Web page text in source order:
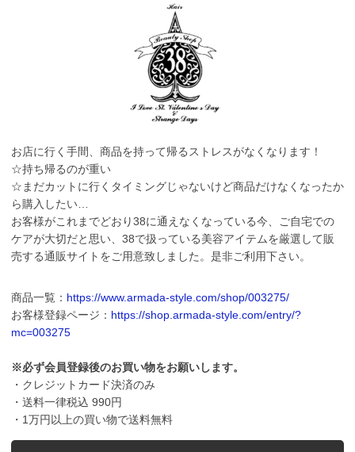
お店に行く手間、商品を持って帰るストレスがなくなります！
☆持ち帰るのが重い
☆まだカットに行くタイミングじゃないけど商品だけなくなったか
ら購入したい…
お客様がこれまでどおり38に通えなくなっている今、ご自宅での
ケアが大切だと思い、38で扱っている美容アイテムを厳選して販
売する通販サイトをご用意致しました。是非ご利用下さい。
商品一覧： https://www.armada-style.com/shop/003275/
お客様登録ページ： https://shop.armada-style.com/entry/?
mc=003275
※必ず会員登録後のお買い物をお願いします。
・クレジットカード決済のみ
・送料一律税込 990円
・1万円以上の買い物で送料無料